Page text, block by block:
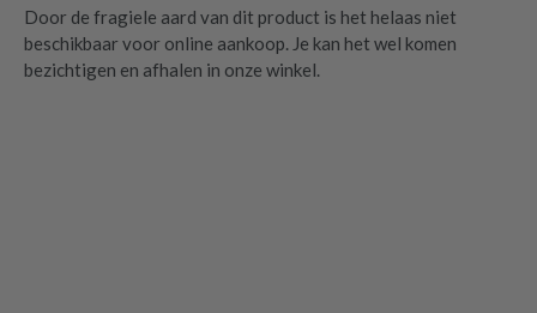
Door de fragiele aard van dit product is het helaas niet
beschikbaar voor online aankoop. Je kan het wel komen
bezichtigen en afhalen in onze winkel.